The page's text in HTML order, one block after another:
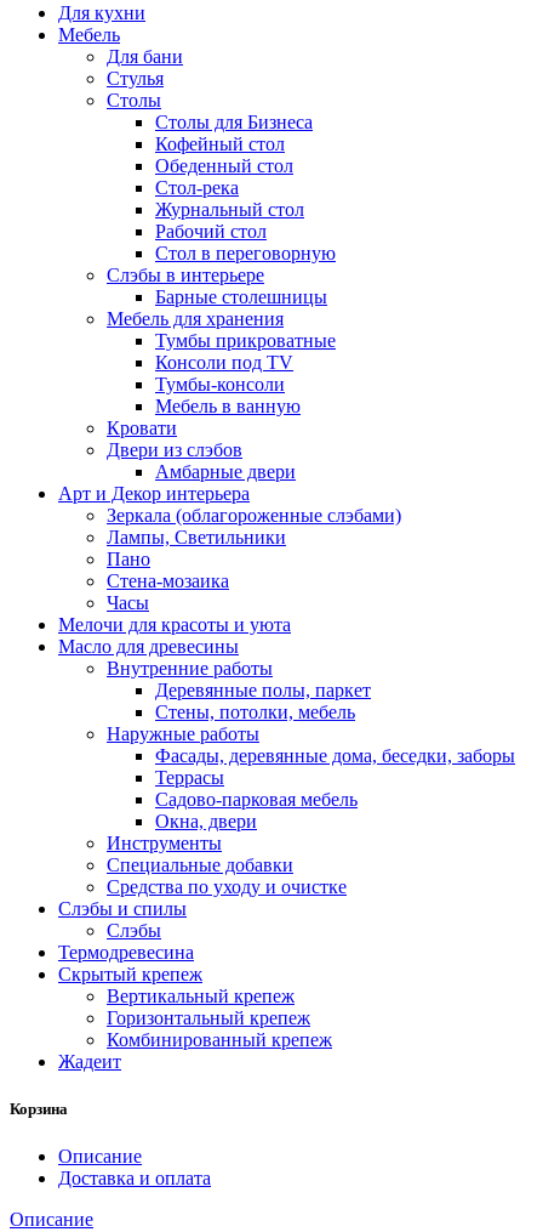
Для кухни
Мебель
Для бани
Стулья
Столы
Столы для Бизнеса
Кофейный стол
Обеденный стол
Стол-река
Журнальный стол
Рабочий стол
Стол в переговорную
Слэбы в интерьере
Барные столешницы
Мебель для хранения
Тумбы прикроватные
Консоли под TV
Тумбы-консоли
Мебель в ванную
Кровати
Двери из слэбов
Амбарные двери
Арт и Декор интерьера
Зеркала (облагороженные слэбами)
Лампы, Светильники
Пано
Стена-мозаика
Часы
Мелочи для красоты и уюта
Масло для древесины
Внутренние работы
Деревянные полы, паркет
Стены, потолки, мебель
Наружные работы
Фасады, деревянные дома, беседки, заборы
Террасы
Садово-парковая мебель
Окна, двери
Инструменты
Специальные добавки
Средства по уходу и очистке
Слэбы и спилы
Слэбы
Термодревесина
Скрытый крепеж
Вертикальный крепеж
Горизонтальный крепеж
Комбинированный крепеж
Жадеит
Корзина
Описание
Доставка и оплата
Описание